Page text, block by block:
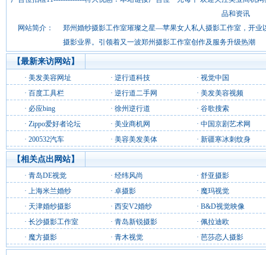
品和资讯
网站简介：
郑州婚纱摄影工作室璀璨之星—苹果女人私人摄影工作室，开
摄影业界。引领着又一波郑州摄影工作室创作及服务升级热潮
【最新来访网站】
· 美发美容网址 · 逆行道科技 · 视觉中国
· 百度工具栏 · 逆行道二手网 · 美发美容视频
· 必应bing · 徐州逆行道 · 谷歌搜索
· Zippo爱好者论坛 · 美业商机网 · 中国京剧艺术网
· 200532汽车 · 美容美发美体 · 新疆寒冰刺纹身
【相关点出网站】
· 青岛DE视觉 · 经纬风尚 · 舒亚摄影
· 上海米兰婚纱 · 卓摄影 · 魔玛视觉
· 天津婚纱摄影 · 西安V2婚纱 · B&D视觉映像
· 长沙摄影工作室 · 青岛新锐摄影 · 佩拉迪欧
· 魔方摄影 · 青木视觉 · 芭莎恋人摄影